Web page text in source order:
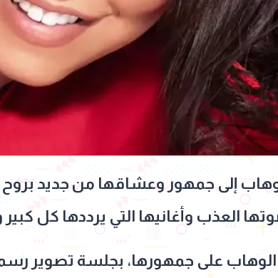
إلى جمهور وعشاقها من جديد بروح
العذب وأغانيها التي يرددها كل
على جمهورها، بجلسة تصوير